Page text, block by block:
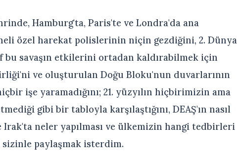
Hamburg'ta, Paris'te ve Londra'da ana
özel harekat polislerinin niçin gezdiğini, 2. Dünya
bu savaşın etkilerini ortadan kaldırabilmek için
ve oluşturulan Doğu Bloku'nun duvarlarının
işe yaramadığını; 21. yüzyılın hiçbirimizin ama
gibi bir tabloyla karşılaştığını, DEAŞ'ın nasıl
neler yapılması ve ülkemizin hangi tedbirleri
sizinle paylaşmak isterdim.